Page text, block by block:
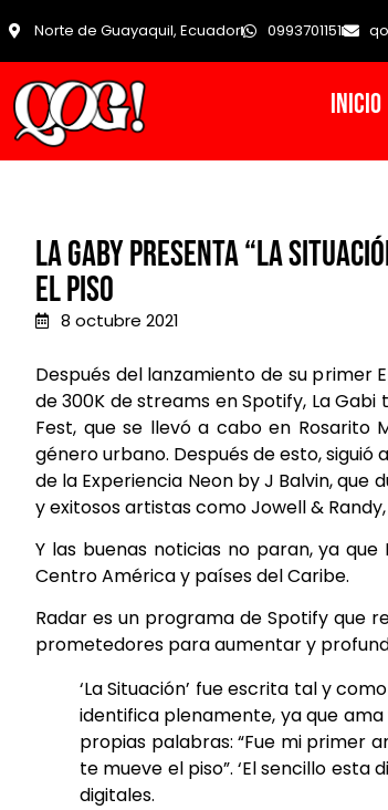
Norte de Guayaquil, Ecuador 0993701151
INICIO
La Gaby presenta “La
el piso
8 octubre 2021
Después del lanzamiento de su primer
de 300K de streams en Spotify, La
Fest, que se llevó a cabo en
género urbano. Después de esto,
de la Experiencia Neon by J Balvin,
y exitosos artistas como Jowell &
Y las buenas noticias no paran, ya
Centro América y países del Caribe.
Radar es un programa de Spotify que
prometedores para aumentar y
‘La Situación’ fue escrita tal y
identifica plenamente, ya que ama
propias palabras: “Fue mi primer
te mueve el piso”. ‘El sencillo
digitales.